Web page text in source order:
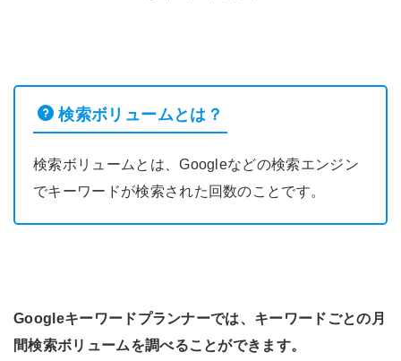
検索ボリュームとは？
検索ボリュームとは、Googleなどの検索エンジン
でキーワードが検索された回数のことです。
Googleキーワードプランナーでは、キーワードごとの月
間検索ボリュームを調べることができます。